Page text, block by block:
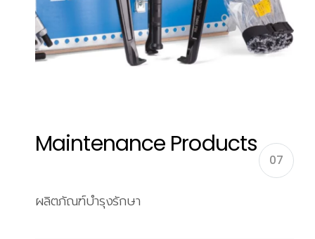
Maintenance Products
07
ผลิตภัณฑ์บำรุงรักษา